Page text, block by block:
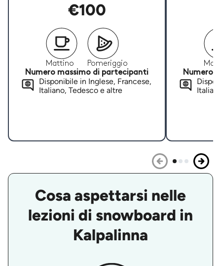
€100
Mattino
Pomeriggio
Numero massimo di partecipanti
Disponibile in Inglese, Francese,
Italiano, Tedesco e altre
Numero
Cosa aspettarsi nelle
lezioni di snowboard in
Kalpalinna